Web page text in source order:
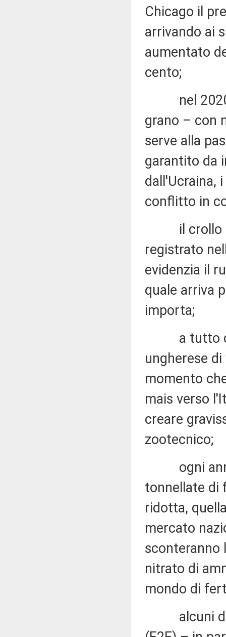
Chicago il
arrivando ai
aumentato
cento;
nel 2020 il
grano – con
serve alla
garantito da
dall'Ucraina,
conflitto in
il crollo
registrato
evidenzia il
quale arriva
importa;
a tutto ciò
ungherese
momento
mais verso
creare
zootecnico;
ogni anno
tonnellate di
ridotta,
mercato
sconteranno
nitrato di
mondo di
alcuni